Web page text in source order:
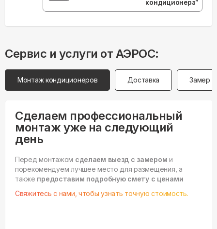
кондиционера”
Сервис и услуги от АЭРОС:
Монтаж кондиционеров Доставка Замер
Сделаем профессиональный
монтаж уже на следующий
день
Перед монтажом сделаем выезд с замером и
порекомендуем лучшее место для размещения, а
также предоставим подробную смету с ценами
Свяжитесь с нами, чтобы узнать точную стоимость.